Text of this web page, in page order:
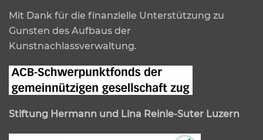
Mit Dank für die finanzielle Unterstützung zu
Gunsten des Aufbaus der
Kunstnachlassverwaltung.
Stiftung Hermann und Lina Reinle-Suter Luzern